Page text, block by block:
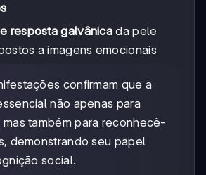
resposta galvânicada pele
a imagens emocionais
confirmam que a
não apenas para
também para reconhecê-
demonstrando seu papel
social.